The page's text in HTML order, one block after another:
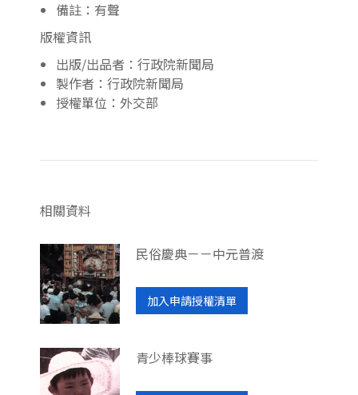
備註：有聲
版權資訊
出版/出品者：行政院新聞局
製作者：行政院新聞局
授權單位：外交部
相關資料
民俗慶典－－中元普渡
加入申請授權清單
青少棒球賽事